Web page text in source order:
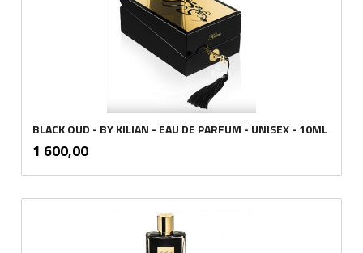
BLACK OUD - BY KILIAN - EAU DE PARFUM - UNISEX - 10ML
Pris
1 600,00mva.